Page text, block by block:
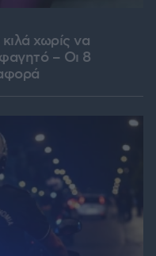
χωρίς να
– Οι 8